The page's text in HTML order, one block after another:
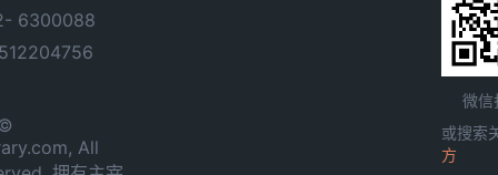
6300088
All
微信
或搜索
方